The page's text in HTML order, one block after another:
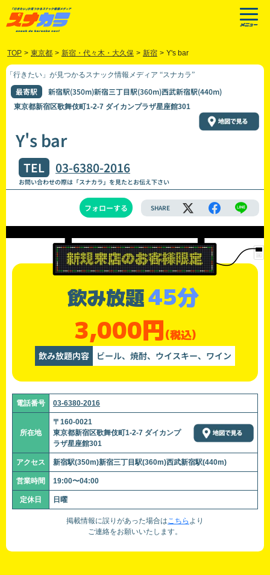
TOP > 東京都 > 新宿・代々木・大久保 > 新宿 > Y's bar
「行きたい」が見つかるスナック情報メディア “スナカラ”
最寄駅 新宿駅(350m)新宿三丁目駅(360m)西武新宿駅(440m)
東京都新宿区歌舞伎町1-2-7 ダイカンプラザ星座館301
Y's bar
TEL 03-6380-2016
お問い合わせの際は「スナカラ」を見たとお伝え下さい
フォローする SHARE
飲み放題45分
3,000円(税込)
飲み放題内容 ビール、焼酎、ウイスキー、ワイン
電話番号 03-6380-2016
所在地
〒160-0021
東京都新宿区歌舞伎町1-2-7 ダイカンプ
ラザ星座館301
アクセス 新宿駅(350m)新宿三丁目駅(360m)西武新宿駅(440m)
営業時間 19:00〜04:00
定休日 日曜
掲載情報に誤りがあった場合はこちら より
ご連絡をお願いいたします。